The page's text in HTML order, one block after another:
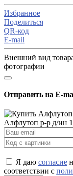
Избранное
Поделиться
QR-код
E-mail
Внешний вид
фотографии
Отправить на E-
Алфлутоп р-р д/ин
Я даю согласие
соответствии с